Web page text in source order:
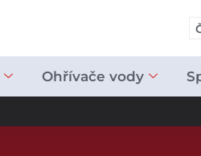
Ohřívače vody